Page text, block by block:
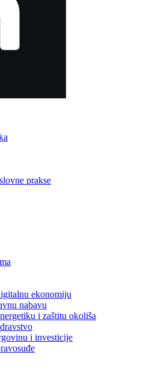
prakse
ekonomiju
nabavu
i zaštitu okoliša
i investicije